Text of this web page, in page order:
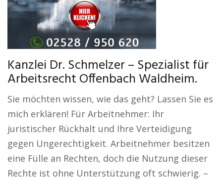
Kanzlei Dr. Schmelzer – Spezialist für
Arbeitsrecht Offenbach Waldheim.
Sie möchten wissen, wie das geht? Lassen Sie es
mich erklären! Für Arbeitnehmer: Ihr
juristischer Rückhalt und Ihre Verteidigung
gegen Ungerechtigkeit. Arbeitnehmer besitzen
eine Fülle an Rechten, doch die Nutzung dieser
Rechte ist ohne Unterstützung oft schwierig. –